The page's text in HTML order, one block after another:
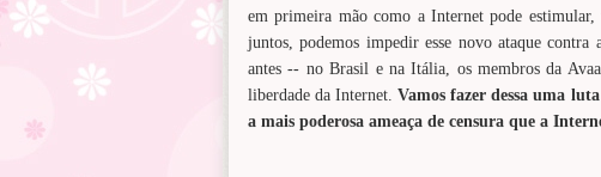
em primeira mão como a Internet pode
juntos, podemos impedir esse novo ataque contra
antes -- no Brasil e na Itália, os membros da
liberdade da Internet.Vamos fazer dessa uma
a mais poderosa ameaça de censura que a